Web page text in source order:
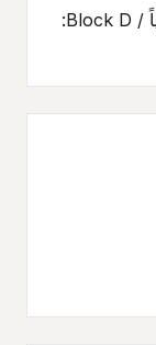
Block A: نحو £7.32 للقدم المربع سنوياً / Block D: